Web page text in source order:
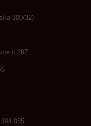
300/32)
č.297
055